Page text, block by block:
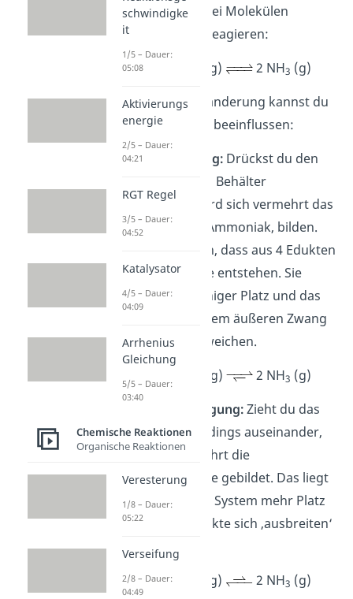
miteinander zu zwei Molekülen
Ammoniak (NH
) reagieren:
N2(g) + 3 H (g) 2 NH3 (g)
Durch eine Druckänderung kannst du
das Gleichgewicht beeinflussen:
Druckerhöhung: Drückst du den
geschlossenen Behälter
zusammen, wird sich vermehrt das
Produkt, also Ammoniak, bilden.
Das liegt daran, dass aus 4 Edukten
nur 2 Produkte entstehen. Sie
benötigen weniger Platz und das
System kann dem äußeren Zwang
(= Druck) ausweichen.
N
(g) 2 NH3 (g)
Druckerniedrigung:Zieht du das
Behältnis allerdings auseinander,
werden vermehrt die
Ausgangsstoffe gebildet. Das liegt
daran, dass im System mehr Platz
ist und die Edukte sich ‚ausbreiten‘
können.
N2 (g) + 3 H (g) 2 NH3 (g)
schwindigke
it
1/5 – Dauer:
05:08
Aktivierungs
energie
2/5 – Dauer:
04:21
RGT Regel
3/5 – Dauer:
04:52
Katalysator
4/5 – Dauer:
04:09
Arrhenius
Gleichung
5/5 – Dauer:
03:40
Chemische Reaktionen
Organische Reaktionen
Veresterung
1/8 – Dauer:
05:22
Verseifung
2/8 – Dauer:
04:49